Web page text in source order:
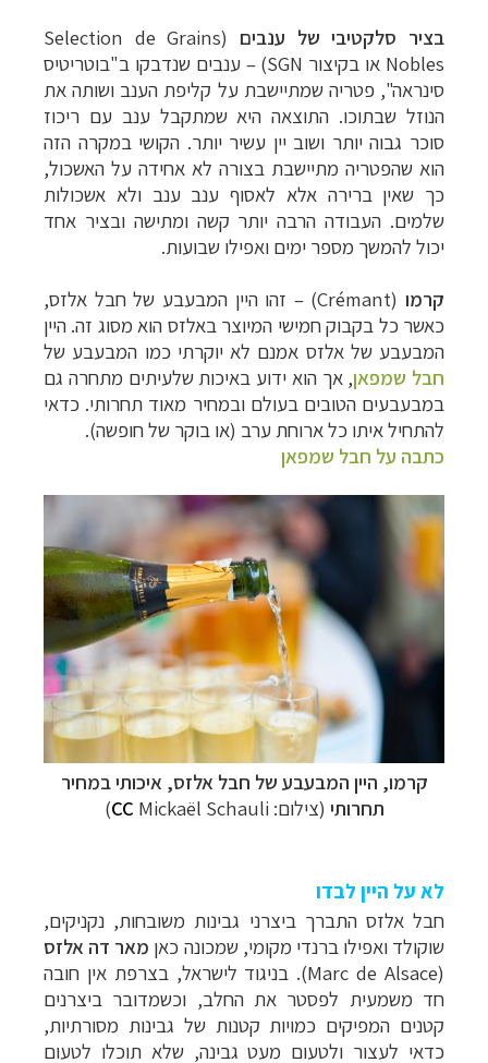
בציר סלקטיבי של ענבים (
Selection de Grains
Nobles או בקיצור SGN) – ענבים שנדבקו ב"בוטריטיס
סינראה", פטריה שמתיישבת על קליפת הענב ושותה את
הנוזל שבתוכו. התוצאה היא שמתקבל ענב עם ריכוז
סוכר גבוה יותר ושוב יין עשיר יותר. הקושי במקרה הזה
הוא שהפטריה מתיישבת בצורה לא אחידה על האשכול,
כך שאין ברירה אלא לאסוף ענב ענב ולא אשכולות
שלמים. העבודה הרבה יותר קשה ומתישה ובציר אחד
יכול להמשך מספר ימים ואפילו שבועות.
קרמו (
Crémant) – זהו היין המבעבע של חבל אלזס,
כאשר כל בקבוק חמישי המיוצר באלזס הוא מסוג זה. היין
המבעבע של אלזס אמנם לא יוקרתי כמו המבעבע של
חבל שמפאן, אך הוא ידוע באיכות שלעיתים מתחרה גם
במבעבעים הטובים בעולם ובמחיר מאוד תחרותי. כדאי
להתחיל איתו כל ארוחת ערב (או בוקר של חופשה).
כתבה על חבל שמפאן
קרמו, היין המבעבע של חבל אלזס, איכותי במחיר
תחרותי (צילום: CC Mickaël Schauli)
לא על היין לבדו
חבל אלזס התברך ביצרני גבינות משובחות, נקניקים,
שוקולד ואפילו ברנדי מקומי, שמכונה כאן מאר דה אלזס
(
Marc de Alsace). בניגוד לישראל, בצרפת אין חובה
חד משמעית לפסטר את החלב, וכשמדובר ביצרנים
קטנים המפיקים כמויות קטנות של גבינות מסורתיות,
כדאי לעצור ולטעום מעט גבינה, שלא תוכלו לטעום